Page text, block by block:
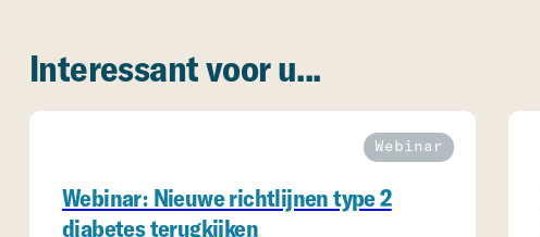
Interessant voor u...
Webinar
Webinar: Nieuwe richtlijnen type 2
diabetes terugkijken